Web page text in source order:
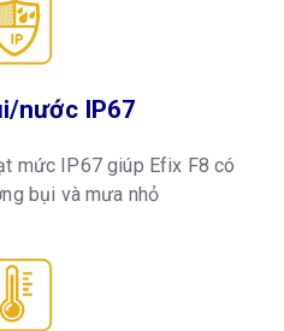
nước IP67
mức IP67 giúp Efix F8 có
bụi và mưa nhỏ